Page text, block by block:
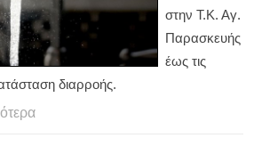
στην Τ.Κ. Αγ.
Παρασκευής
έως τις
διαρροής.